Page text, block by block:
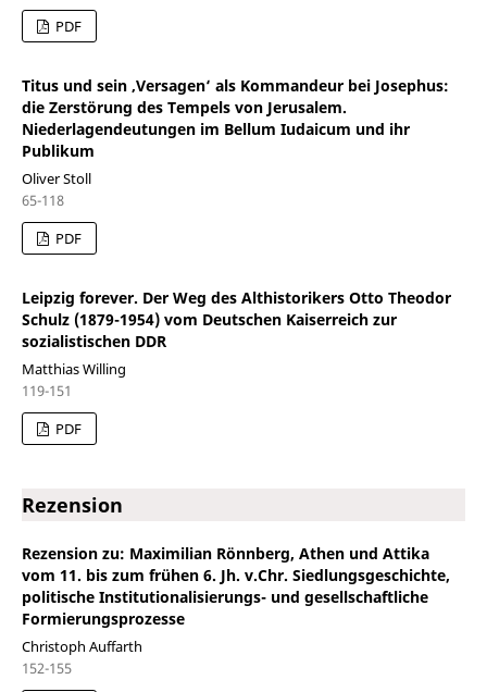
PDF
Titus und sein ‚Versagen‘ als Kommandeur bei Josephus:
die Zerstörung des Tempels von Jerusalem.
Niederlagendeutungen im Bellum Iudaicum und ihr
Publikum
Oliver Stoll
65-118
PDF
Leipzig forever. Der Weg des Althistorikers Otto Theodor
Schulz (1879-1954) vom Deutschen Kaiserreich zur
sozialistischen DDR
Matthias Willing
119-151
PDF
Rezension
Rezension zu: Maximilian Rönnberg, Athen und Attika
vom 11. bis zum frühen 6. Jh. v.Chr. Siedlungsgeschichte,
politische Institutionalisierungs- und gesellschaftliche
Formierungsprozesse
Christoph Auffarth
152-155